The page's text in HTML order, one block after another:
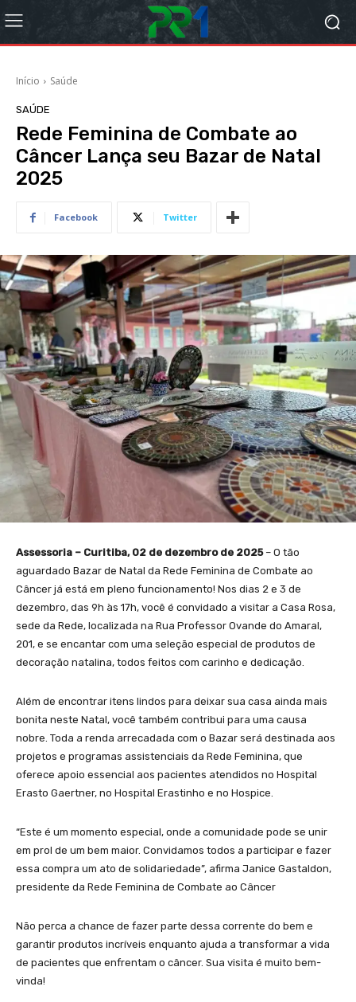
Início Saúde
SAÚDE
Rede Feminina de Combate ao
Câncer Lança seu Bazar de Natal
2025
Facebook Twitter
Assessoria – Curitiba, 02 de dezembro de 2025– O tão
aguardado Bazar de Natal da Rede Feminina de Combate ao
Câncer já está em pleno funcionamento! Nos dias 2 e 3 de
dezembro, das 9h às 17h, você é convidado a visitar a Casa Rosa,
sede da Rede, localizada na Rua Professor Ovande do Amaral,
201, e se encantar com uma seleção especial de produtos de
decoração natalina, todos feitos com carinho e dedicação.
Além de encontrar itens lindos para deixar sua casa ainda mais
bonita neste Natal, você também contribui para uma causa
nobre. Toda a renda arrecadada com o Bazar será destinada aos
projetos e programas assistenciais da Rede Feminina, que
oferece apoio essencial aos pacientes atendidos no Hospital
Erasto Gaertner, no Hospital Erastinho e no Hospice.
“Este é um momento especial, onde a comunidade pode se unir
em prol de um bem maior. Convidamos todos a participar e fazer
essa compra um ato de solidariedade”, afirma Janice Gastaldon,
presidente da Rede Feminina de Combate ao Câncer
Não perca a chance de fazer parte dessa corrente do bem e
garantir produtos incríveis enquanto ajuda a transformar a vida
de pacientes que enfrentam o câncer. Sua visita é muito bem-
vinda!